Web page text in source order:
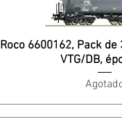
Roco 6600162, Pack
VTG/DB,